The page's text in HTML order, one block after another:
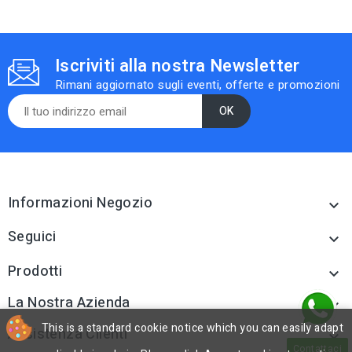
Iscriviti alla nostra Newsletter
Rimani aggiornato sugli eventi, offerte e promozioni
Informazioni Negozio 
Seguici 
Prodotti 
La Nostra Azienda 
Assistenza Clienti 
This is a standard cookie notice which you can easily adapt
Contattaci